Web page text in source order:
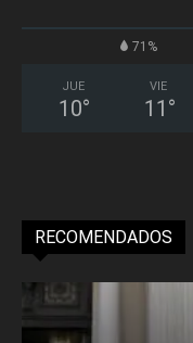
71%
JUE
10°
VIE
11 °
RECOMENDADOS